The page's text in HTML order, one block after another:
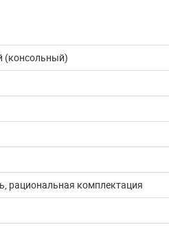
(консольный)
рациональная комплектация